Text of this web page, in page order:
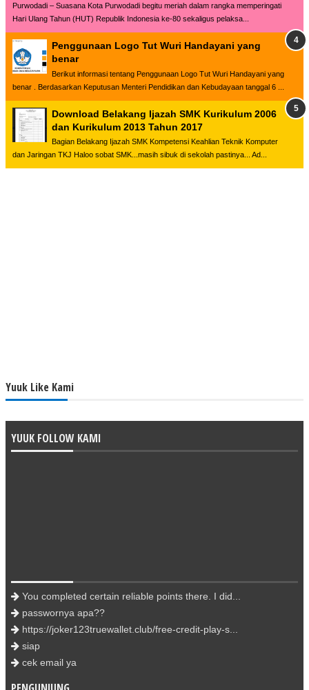
Purwodadi – Suasana Kota Purwodadi begitu meriah dalam rangka memperingati
Hari Ulang Tahun (HUT) Republik Indonesia ke-80 sekaligus pelaksa...
Penggunaan Logo Tut Wuri Handayani yang
benar
Berikut informasi tentang Penggunaan Logo Tut Wuri Handayani yang
benar . Berdasarkan Keputusan Menteri Pendidikan dan Kebudayaan tanggal 6 ...
Download Belakang Ijazah SMK Kurikulum 2006
dan Kurikulum 2013 Tahun 2017
Bagian Belakang Ijazah SMK Kompetensi Keahlian Teknik Komputer
dan Jaringan TKJ Haloo sobat SMK...masih sibuk di sekolah pastinya... Ad...
Yuuk Like Kami
YUUK FOLLOW KAMI
You completed certain reliable points there. I did...
passwornya apa??
https://joker123truewallet.club/free-credit-play-s...
siap
cek email ya